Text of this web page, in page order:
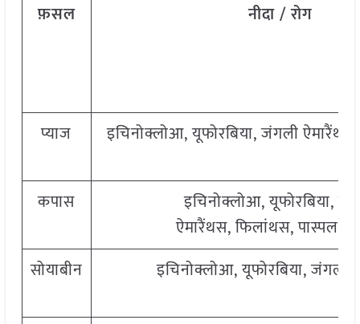
फ़सल नीदा / रोग
प्याज इचिनोक्लोआ, यूफोरबिया, जंगली
कपास
इचिनोक्लोआ, यूफोरबिया,
ऐमारैंथस, फिलांथस, पास्पलम,
सोयाबीन
इचिनोक्लोआ, यूफोरबिया, जंगली